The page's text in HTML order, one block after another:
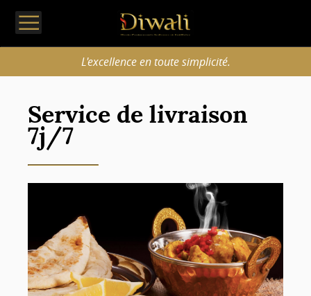
L'excellence en toute simplicité.
Service de livraison
7j/7